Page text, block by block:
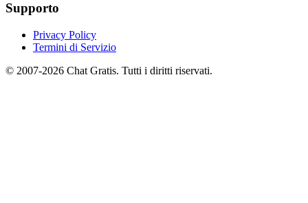
Supporto
Privacy Policy
Termini di Servizio
© 2007-2026 Chat Gratis. Tutti i diritti riservati.